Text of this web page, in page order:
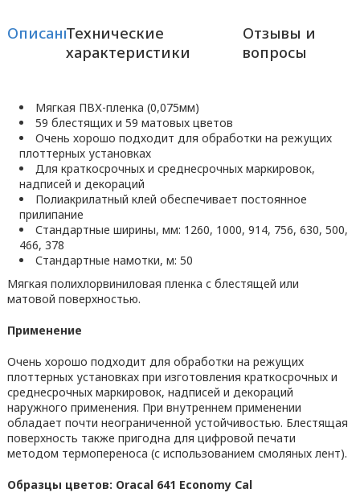
ОписаниеТехнические
характеристики
Отзывы и
вопросы
Мягкая ПВХ-пленка (0,075мм)
59 блестящих и 59 матовых цветов
Очень хорошо подходит для обработки на режущих
плоттерных установках
Для краткосрочных и среднесрочных маркировок,
надписей и декораций
Полиакрилатный клей обеспечивает постоянное
прилипание
Стандартные ширины, мм: 1260, 1000, 914, 756, 630, 500,
466, 378
Стандартные намотки, м: 50
Мягкая полихлорвиниловая пленка с блестящей или
матовой поверхностью.
Применение
Очень хорошо подходит для обработки на режущих
плоттерных установках при изготовления краткосрочных и
среднесрочных маркировок, надписей и декораций
наружного применения. При внутреннем применении
обладает почти неограниченной устойчивостью. Блестящая
поверхность также пригодна для цифровой печати
методом термопереноса (с использованием смоляных лент).
Образцы цветов: Oracal 641 Economy Cal